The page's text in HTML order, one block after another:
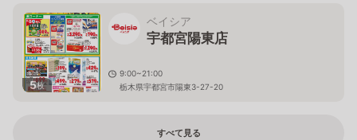
5枚
ベイシア
宇都宮陽東店
9:00~21:00
栃木県宇都宮市陽東3-27-20
すべて見る